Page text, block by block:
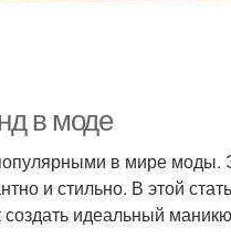
в моде
в мире моды.
и стильно. В этой
создать идеальный